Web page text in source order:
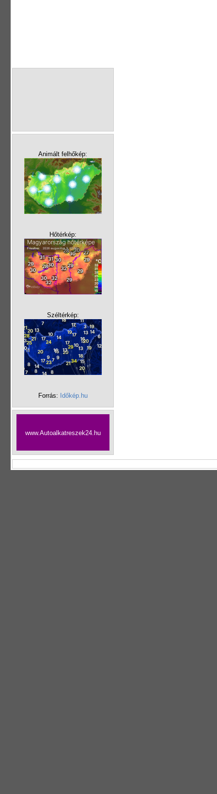
Animált felhőkép:
Hőtérkép:
Széltérkép:
Forrás: Időkép.hu
www.Autoalkatreszek24.hu